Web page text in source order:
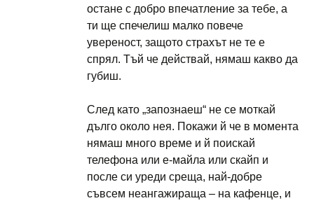
остане с добро впечатление за тебе, а
ти ще спечелиш малко повече
увереност, защото страхът не те е
спрял. Тъй че действай, нямаш какво да
губиш.
След като „запознаеш“ не се моткай
дълго около нея. Покажи й че в момента
нямаш много време и й поискай
телефона или е-майла или скайп и
после си уреди среща, най-добре
съвсем неангажираща – на кафенце, и